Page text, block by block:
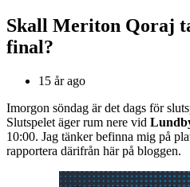
Skall Meriton Qoraj
final?
15 år ago
Imorgon söndag är det dags för
Slutspelet äger rum nere vid
10:00. Jag tänker befinna mig på
rapportera därifrån här på bloggen.